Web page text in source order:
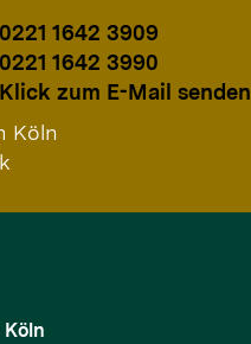
0221 1642 3909
0221 1642 3990
Klick zum E-Mail senden
Köln